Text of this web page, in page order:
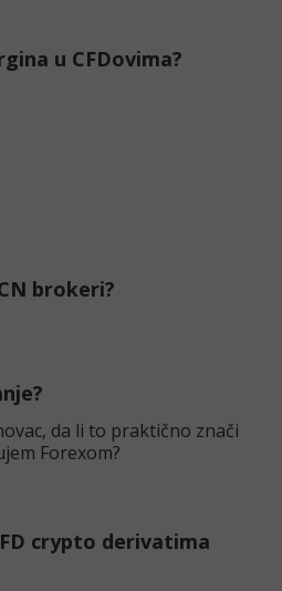
u CFDovima?
brokeri?
da li to praktično znači
Forexom?
crypto derivatima